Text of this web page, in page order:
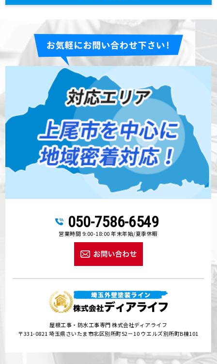
050-7586-6549
営業時間 9:00-18:00 年末年始/夏季休暇
屋根工事・防水工事専門 株式会社ディアライフ
〒331-0821 埼玉県さいたま市北区別所町52－10 ウエルズ別所町B棟101